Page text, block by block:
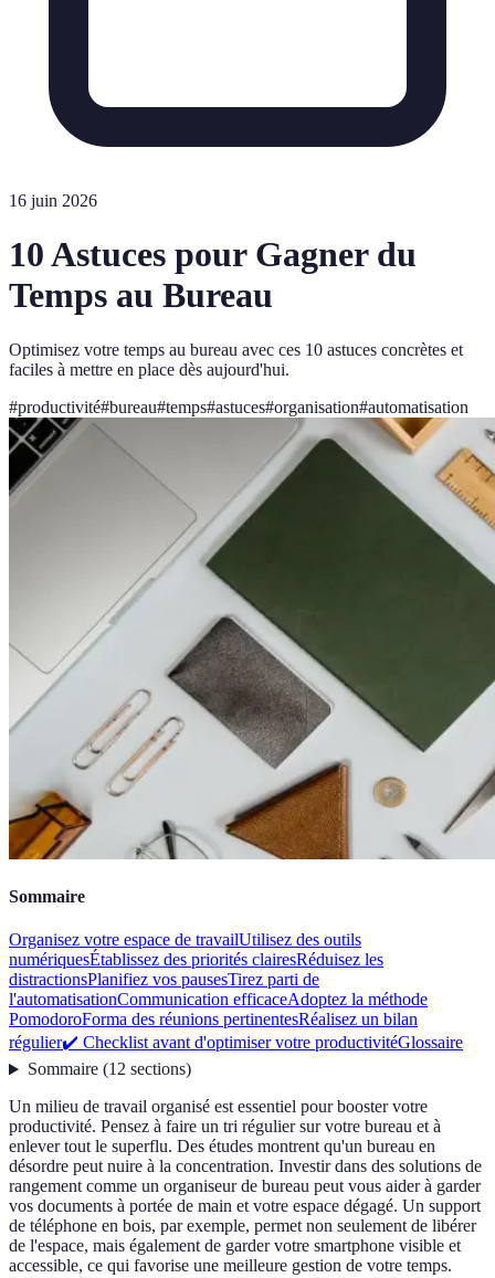
16 juin 2026
10 Astuces pour Gagner du
Temps au Bureau
Optimisez votre temps au bureau avec ces 10 astuces concrètes et
faciles à mettre en place dès aujourd'hui.
#productivité#bureau#temps#astuces#organisation#automatisation
Sommaire
Organisez votre espace de travailUtilisez des outils
numériquesÉtablissez des priorités clairesRéduisez les
distractionsPlanifiez vos pausesTirez parti de
l'automatisationCommunication efficaceAdoptez la méthode
PomodoroForma des réunions pertinentesRéalisez un bilan
régulier✔️ Checklist avant d'optimiser votre productivitéGlossaire
Sommaire(12 sections)
Un milieu de travail organisé est essentiel pour booster votre
productivité. Pensez à faire un tri régulier sur votre bureau et à
enlever tout le superflu. Des études montrent qu'un bureau en
désordre peut nuire à la concentration. Investir dans des solutions de
rangement comme un organiseur de bureau peut vous aider à garder
vos documents à portée de main et votre espace dégagé. Un support
de téléphone en bois, par exemple, permet non seulement de libérer
de l'espace, mais également de garder votre smartphone visible et
accessible, ce qui favorise une meilleure gestion de votre temps.